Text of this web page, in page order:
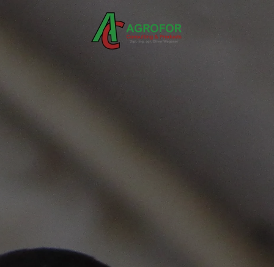
Skip to main content